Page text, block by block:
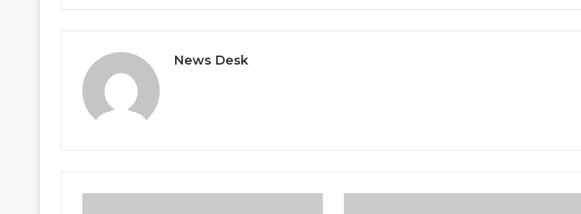
News Desk